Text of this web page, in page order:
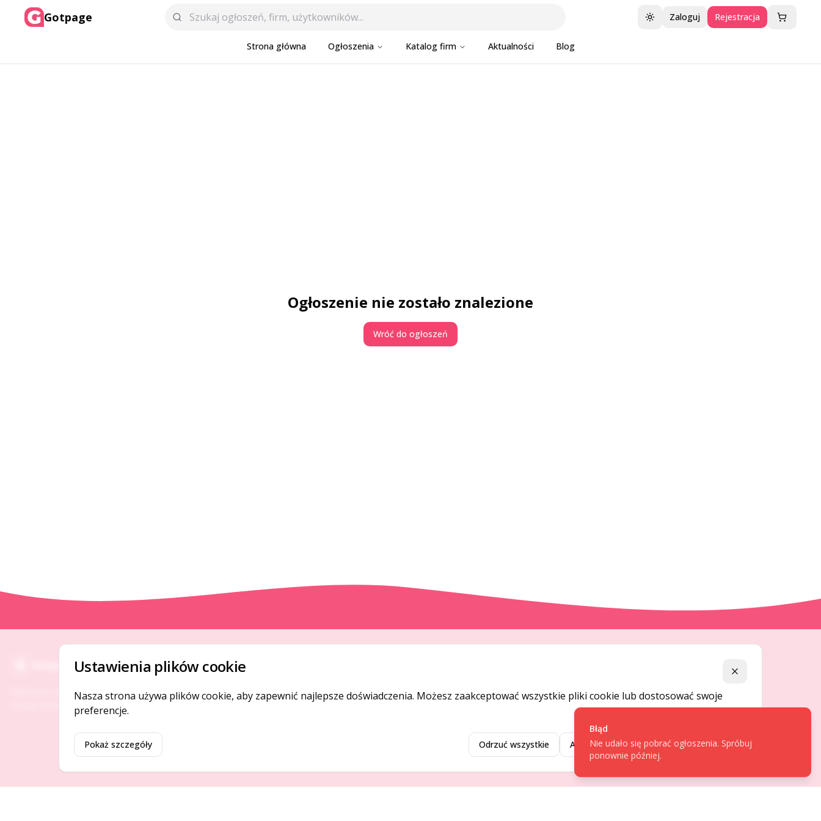
Gotpage Przełącz motyw
Zaloguj Rejestracja
Strona główna Ogłoszenia Katalog firm Aktualności Blog
Ogłoszenie nie zostało znalezione
Wróć do ogłoszeń
Gotpage
Platforma ogłoszeń i firm, która łączy ludzi i
rozwija biznes w Twojej okolicy.
O NAS
Kontakt
Usługi premium
Regulamin
Błąd
Nie udało się pobrać ogłoszenia. Spróbuj
ponownie później.
Ustawienia plików cookie Zamknij
Nasza strona używa plików cookie, aby zapewnić najlepsze doświadczenia. Możesz zaakceptować wszystkie pliki cookie lub dostosować swoje
preferencje.
Pokaż szczegóły Odrzuć wszystkie Akceptuj wybrane Akceptuj wszystkie